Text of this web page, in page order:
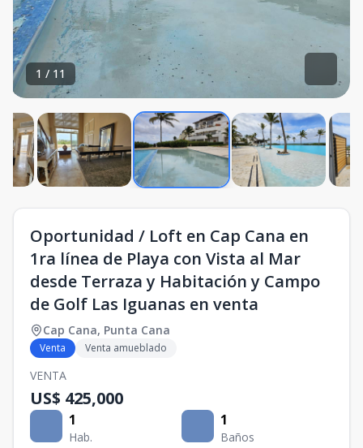
1 / 11
Oportunidad / Loft en Cap Cana en
1ra línea de Playa con Vista al Mar
desde Terraza y Habitación y Campo
de Golf Las Iguanas en venta
Cap Cana, Punta Cana
Venta Venta amueblado
VENTA
US$ 425,000
1
Hab.
1
Baños